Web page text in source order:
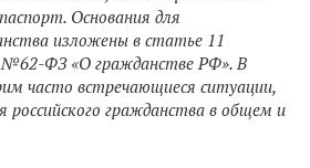
Основания для
изложены в статье 11
№62-ФЗ «О гражданстве РФ». В
часто встречающиеся ситуации,
российского гражданства в общем и